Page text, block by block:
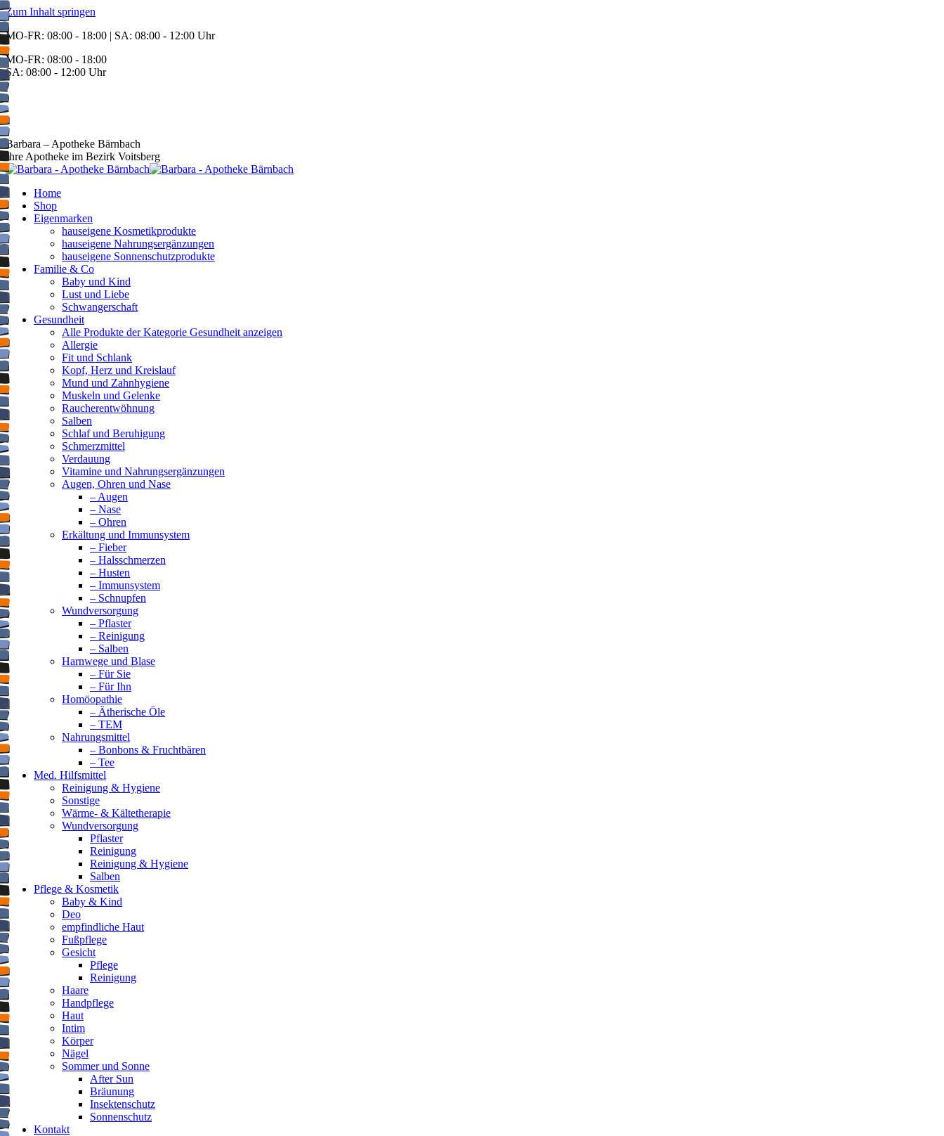
Zum Inhalt springen
MO-FR: 08:00 - 18:00 | SA: 08:00 - 12:00 Uhr
MO-FR: 08:00 - 18:00
SA: 08:00 - 12:00 Uhr
BEREITSCHAFT
+43 3142 62553
Barbara – Apotheke Bärnbach
Ihre Apotheke im Bezirk Voitsberg
Home
Shop
Eigenmarken
hauseigene Kosmetikprodukte
hauseigene Nahrungsergänzungen
hauseigene Sonnenschutzprodukte
Familie & Co
Baby und Kind
Lust und Liebe
Schwangerschaft
Gesundheit
Alle Produkte der Kategorie Gesundheit anzeigen
Allergie
Fit und Schlank
Kopf, Herz und Kreislauf
Mund und Zahnhygiene
Muskeln und Gelenke
Raucherentwöhnung
Salben
Schlaf und Beruhigung
Schmerzmittel
Verdauung
Vitamine und Nahrungsergänzungen
Augen, Ohren und Nase
– Augen
– Nase
– Ohren
Erkältung und Immunsystem
– Fieber
– Halsschmerzen
– Husten
– Immunsystem
– Schnupfen
Wundversorgung
– Pflaster
– Reinigung
– Salben
Harnwege und Blase
– Für Sie
– Für Ihn
Homöopathie
– Ätherische Öle
– TEM
Nahrungsmittel
– Bonbons & Fruchtbären
– Tee
Med. Hilfsmittel
Reinigung & Hygiene
Sonstige
Wärme- & Kältetherapie
Wundversorgung
Pflaster
Reinigung
Reinigung & Hygiene
Salben
Pflege & Kosmetik
Baby & Kind
Deo
empfindliche Haut
Fußpflege
Gesicht
Pflege
Reinigung
Haare
Handpflege
Haut
Intim
Körper
Nägel
Sommer und Sonne
After Sun
Bräunung
Insektenschutz
Sonnenschutz
Kontakt